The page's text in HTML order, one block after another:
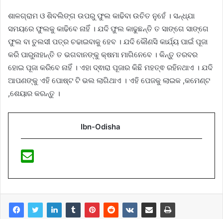
ଶାଳଗ୍ରାମ ଓ ଶିବଲିଙ୍ଗ ଉପରୁ ଫୁଲ କାଢିବା ଉଚିତ ନୁହେଁ । ସନ୍ଧ୍ଯା
ସମୟରେ ଫୁଲକୁ କାଢିବେ ନାହିଁ । ଯଦି ଫୁଲ କାଢୁଛନ୍ତି ତ ସାଙ୍ଗେ ସାଙ୍ଗେ
ଫୁଲ ବା ତୁଲସୀ ପତ୍ର ଚଢାଇବାକୁ ହେବ । ଯଦି କୌଣସି କାର୍ଯ୍ୟ ପାଇଁ ପୂଜା
କରି ପାରୁନାହାନ୍ତି ତ ଭଗବାନଙ୍କୁ କ୍ଷମା ମାଗିନେବେ । କିନ୍ତୁ ତରବର
ହୋଇ ପୂଜା କରିବେ ନାହିଁ । ଏହା ଦ୍ଵାରା ପୂଜାର କିଛି ମହତ୍ଵ ରହିନଥାଏ । ଯଦି
ଆପଣଙ୍କୁ ଏହି ପୋଷ୍ଟ ଟି ଭଲ ଲାଗିଥାଏ । ଏହି ପେଜକୁ ଲାଇକ ,କମେଣ୍ଟ
,ଶେୟାର କରନ୍ତୁ ।
Ibn-Odisha